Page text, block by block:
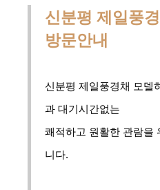
신분평 제일풍
방문안내
신분평 제일풍경채 모델
과 대기시간없는
쾌적하고 원활한 관람을
니다.